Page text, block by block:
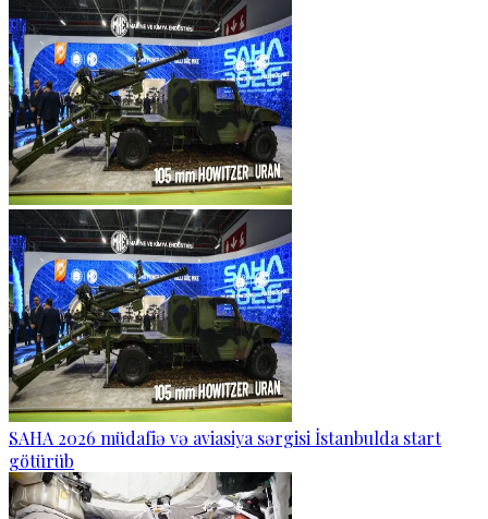
SAHA 2026 müdafiə və aviasiya sərgisi İstanbulda start
götürüb